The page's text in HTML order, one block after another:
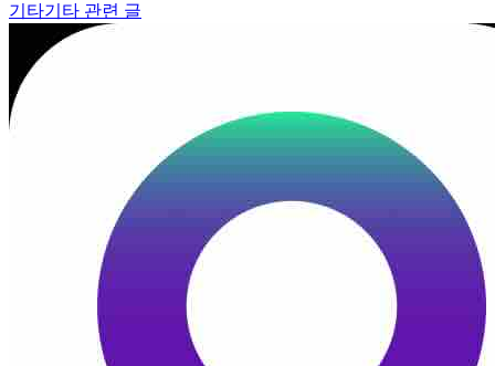
기타기타 관련 글